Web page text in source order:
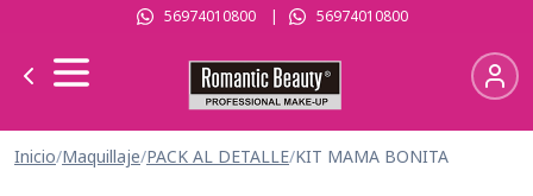
56974010800| 56974010800
Inicio/Maquillaje/PACK AL DETALLE/KIT MAMA BONITA